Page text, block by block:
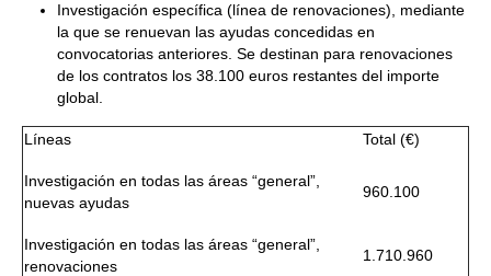
Investigación específica (línea de renovaciones), mediante
la que se renuevan las ayudas concedidas en
convocatorias anteriores. Se destinan para renovaciones
de los contratos los 38.100 euros restantes del importe
global.
Líneas Total (€)
Investigación en todas las áreas “general”,
nuevas ayudas
960.100
Investigación en todas las áreas “general”,
renovaciones
1.710.960